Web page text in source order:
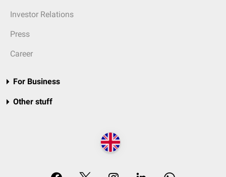
Investor Relations
Press
Career
For Business
Other stuff